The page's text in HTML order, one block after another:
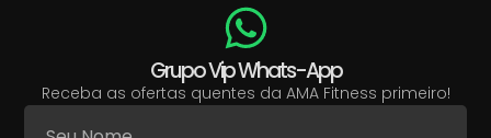
Grupo Vip Whats-App
Receba as ofertas quentes da AMA Fitness primeiro!